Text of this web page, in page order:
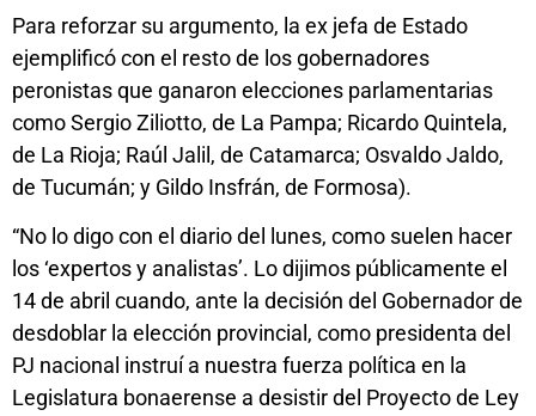
Para reforzar su argumento, la ex jefa de Estado
ejemplificó con el resto de los gobernadores
peronistas que ganaron elecciones parlamentarias
como Sergio Ziliotto, de La Pampa; Ricardo Quintela,
de La Rioja; Raúl Jalil, de Catamarca; Osvaldo Jaldo,
de Tucumán; y Gildo Insfrán, de Formosa).
“No lo digo con el diario del lunes, como suelen hacer
los ‘expertos y analistas’. Lo dijimos públicamente el
14 de abril cuando, ante la decisión del Gobernador de
desdoblar la elección provincial, como presidenta del
PJ nacional instruí a nuestra fuerza política en la
Legislatura bonaerense a desistir del Proyecto de Ley